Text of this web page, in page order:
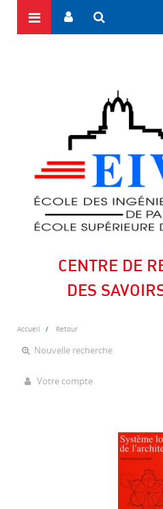
CENTRE DE
DES
Accueil Retour
Nouvelle recherche
Votre compte